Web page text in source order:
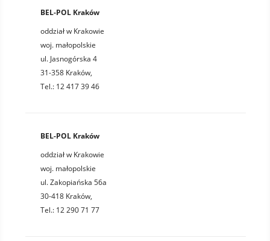
BEL-POL Kraków
oddział w Krakowie
woj. małopolskie
ul. Jasnogórska 4
31-358 Kraków,
Tel.: 12 417 39 46
BEL-POL Kraków
oddział w Krakowie
woj. małopolskie
ul. Zakopiańska 56a
30-418 Kraków,
Tel.: 12 290 71 77